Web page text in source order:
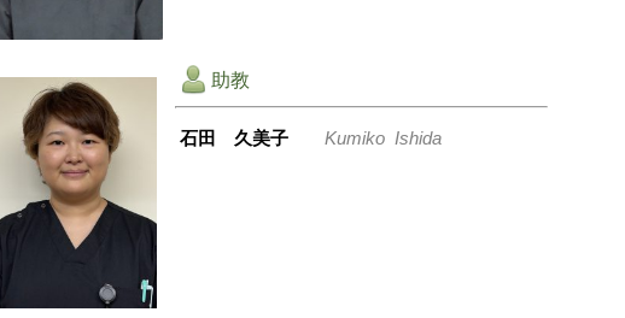
助教
石田 久美子 Kumiko Ishida